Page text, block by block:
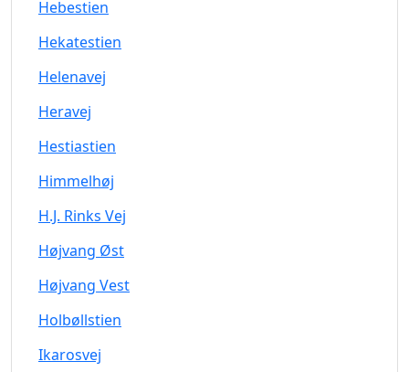
Hebestien
Hekatestien
Helenavej
Heravej
Hestiastien
Himmelhøj
H.J. Rinks Vej
Højvang Øst
Højvang Vest
Holbøllstien
Ikarosvej